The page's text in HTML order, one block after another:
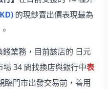
的現鈔賣出價表現最為
業務，目前該店的 日元
場 34 間找換店與銀行中表
臨門市出發交易前，善用